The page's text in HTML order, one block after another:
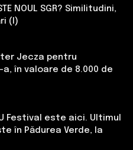
NOUL SGR? Similitudini,
(I)
Jecza pentru
în valoare de 8.000 de
Festival este aici. Ultimul
în Pădurea Verde, la